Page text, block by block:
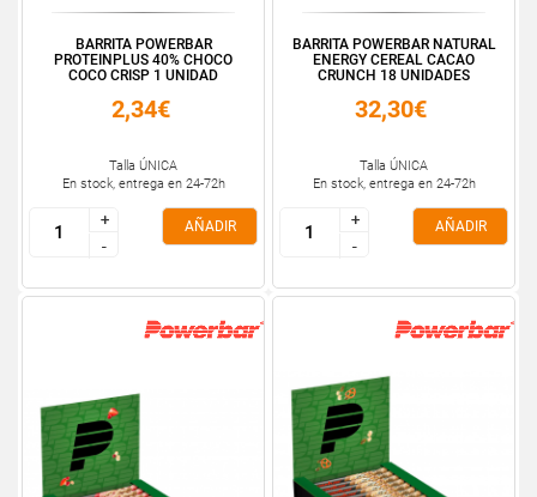
BARRITA POWERBAR
PROTEINPLUS 40% CHOCO
COCO CRISP 1 UNIDAD
2,34€
Talla ÚNICA
En stock, entrega en 24-72h
+
-
+
-
AÑADIR
BARRITA POWERBAR NATURAL
ENERGY CEREAL CACAO
CRUNCH 18 UNIDADES
32,30€
Talla ÚNICA
En stock, entrega en 24-72h
+
-
+
-
AÑADIR